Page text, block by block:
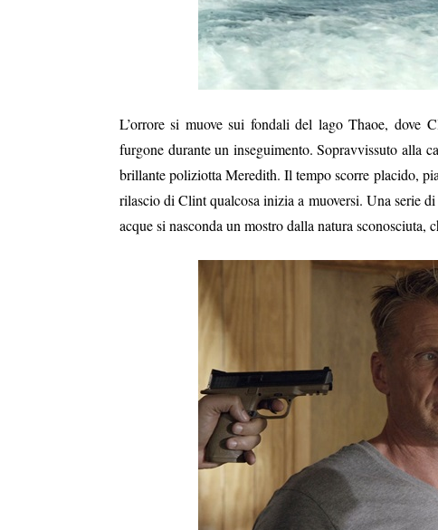
L’orrore si muove sui fondali del lago Thaoe, dove
furgone durante un inseguimento. Sopravvissuto alla
brillante poliziotta Meredith. Il tempo scorre placido,
rilascio di Clint qualcosa inizia a muoversi. Una serie
acque si nasconda un mostro dalla natura